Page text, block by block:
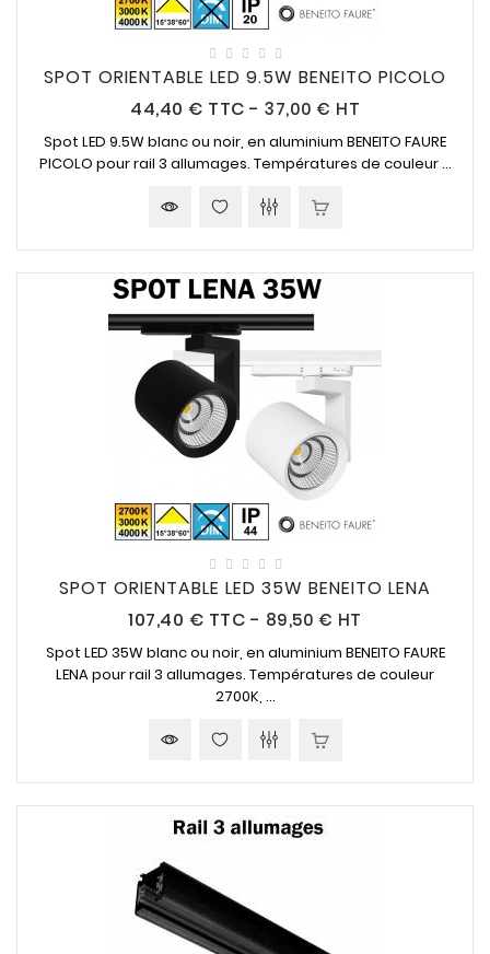
SPOT ORIENTABLE LED 9.5W BENEITO PICOLO
44,40 € Prix
TTC - 37,00 € HT
Spot LED 9.5W blanc ou noir, en aluminium BENEITO FAURE
PICOLO pour rail 3 allumages. Températures de couleur ...
SPOT ORIENTABLE LED 35W BENEITO LENA
107,40 € Prix
TTC - 89,50 € HT
Spot LED 35W blanc ou noir, en aluminium BENEITO FAURE
LENA pour rail 3 allumages. Températures de couleur
2700K, ...